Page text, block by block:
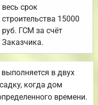
весь срок
строительства 15000
руб. ГСМ за счёт
Заказчика.
в двух
когда дом
времени.